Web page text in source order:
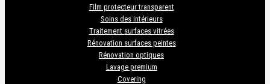
Film protecteur transparent
Soins des intérieurs
Traitement surfaces vitrées
Rénovation surfaces peintes
Rénovation optiques
Lavage premium
Covering